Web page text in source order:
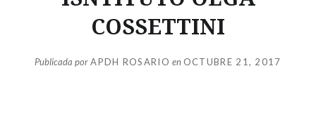
COSSETTINI
Publicada porAPDH ROSARIO en OCTUBRE 21, 2017